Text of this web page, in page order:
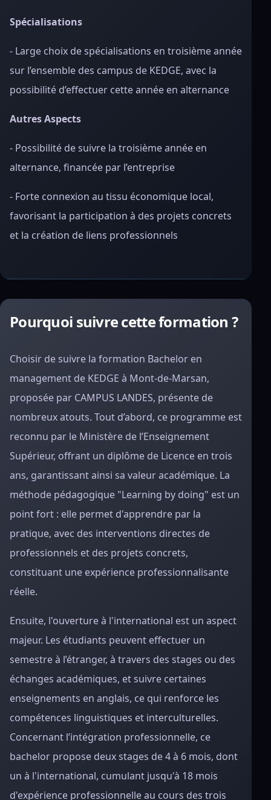
Spécialisations
- Large choix de spécialisations en troisième année
sur l’ensemble des campus de KEDGE, avec la
possibilité d’effectuer cette année en alternance
Autres Aspects
- Possibilité de suivre la troisième année en
alternance, financée par l’entreprise
- Forte connexion au tissu économique local,
favorisant la participation à des projets concrets
et la création de liens professionnels
Pourquoi suivre cette formation ?
Choisir de suivre la formation Bachelor en
management de KEDGE à Mont-de-Marsan,
proposée par CAMPUS LANDES, présente de
nombreux atouts. Tout d’abord, ce programme est
reconnu par le Ministère de l’Enseignement
Supérieur, offrant un diplôme de Licence en trois
ans, garantissant ainsi sa valeur académique. La
méthode pédagogique "Learning by doing" est un
point fort : elle permet d'apprendre par la
pratique, avec des interventions directes de
professionnels et des projets concrets,
constituant une expérience professionnalisante
réelle.
Ensuite, l'ouverture à l'international est un aspect
majeur. Les étudiants peuvent effectuer un
semestre à l’étranger, à travers des stages ou des
échanges académiques, et suivre certaines
enseignements en anglais, ce qui renforce les
compétences linguistiques et interculturelles.
Concernant l’intégration professionnelle, ce
bachelor propose deux stages de 4 à 6 mois, dont
un à l'international, cumulant jusqu'à 18 mois
d'expérience professionnelle au cours des trois